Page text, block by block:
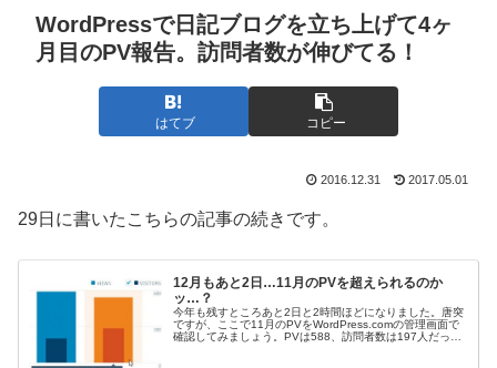
WordPressで日記ブログを立ち上げて4ヶ
月目のPV報告。訪問者数が伸びてる！
はてブ コピー
2016.12.31 2017.05.01
29日に書いたこちらの記事の続きです。
12月もあと2日…11月のPVを超えられるのか
ッ…？
今年も残すところあと2日と2時間ほどになりました。唐突
ですが、ここで11月のPVをWordPress.comの管理画面で
確認してみましょう。PVは588、訪問者数は197人だった